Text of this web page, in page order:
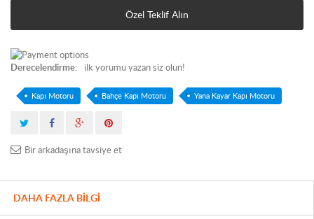
Özel Teklif Alın
Derecelendirme: ilk yorumu yazan siz olun!
Kapı Motoru Bahçe Kapı Motoru Yana Kayar Kapı Motoru
Bir arkadaşına tavsiye et
DAHA FAZLA BILGI